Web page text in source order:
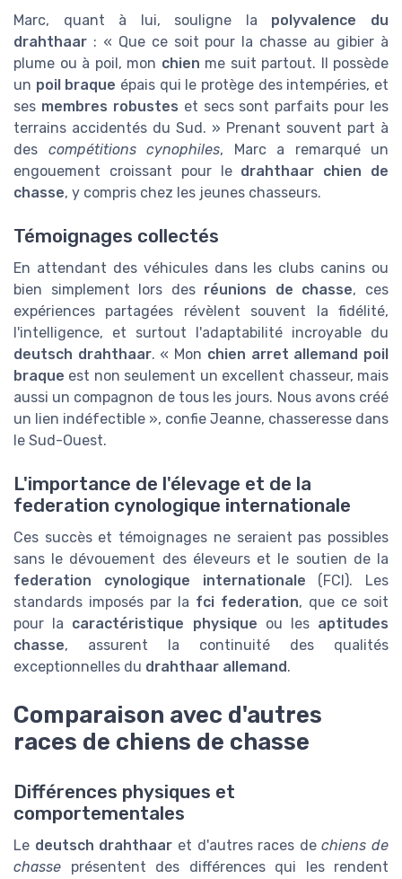
Marc, quant à lui, souligne la polyvalence du
drahthaar : « Que ce soit pour la chasse au gibier à
plume ou à poil, mon chien me suit partout. Il possède
un poil braque épais qui le protège des intempéries, et
ses membres robustes et secs sont parfaits pour les
terrains accidentés du Sud. » Prenant souvent part à
des compétitions cynophiles, Marc a remarqué un
engouement croissant pour le drahthaar chien de
chasse, y compris chez les jeunes chasseurs.
Témoignages collectés
En attendant des véhicules dans les clubs canins ou
bien simplement lors des réunions de chasse, ces
expériences partagées révèlent souvent la fidélité,
l'intelligence, et surtout l'adaptabilité incroyable du
deutsch drahthaar. « Mon chien arret allemand poil
braque est non seulement un excellent chasseur, mais
aussi un compagnon de tous les jours. Nous avons créé
un lien indéfectible », confie Jeanne, chasseresse dans
le Sud-Ouest.
L'importance de l'élevage et de la
federation cynologique internationale
Ces succès et témoignages ne seraient pas possibles
sans le dévouement des éleveurs et le soutien de la
federation cynologique internationale (FCI). Les
standards imposés par la fci federation, que ce soit
pour la caractéristique physique ou les aptitudes
chasse, assurent la continuité des qualités
exceptionnelles du drahthaar allemand.
Comparaison avec d'autres
races de chiens de chasse
Différences physiques et
comportementales
Le deutsch drahthaar et d'autres races dechiens de
chasse présentent des différences qui les rendent